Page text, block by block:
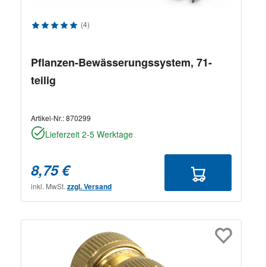
Durchschnittliche Bewertung von 5 von 5 Sternen
(4)
Pflanzen-Bewässerungssystem, 71-
teilig
Artikel-Nr.:870299
Lieferzeit 2-5 Werktage
8,75 €
inkl. MwSt. zzgl. Versand